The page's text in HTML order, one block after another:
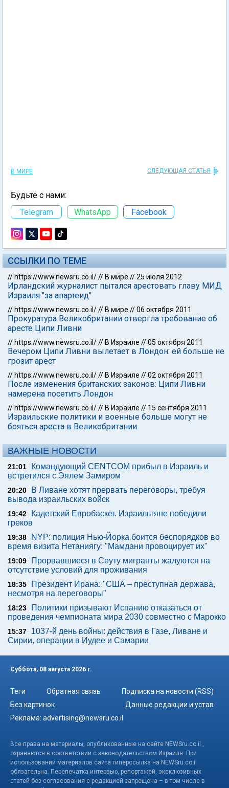
В МИРЕ СЛЕДУЮЩАЯ СТАТЬЯ
Будьте с нами:
Telegram
WhatsApp Facebook
ССЫЛКИ ПО ТЕМЕ
// https://www.newsru.co.il/// В мире //25 июля 2012
Ирландский журналист пытался арестовать главу МИД
Израиля "за апартеид"
// https://www.newsru.co.il/// В мире //06 октября 2011
Прокуратура Великобритании отвергла требование об
аресте Ципи Ливни
// https://www.newsru.co.il/// В Израиле //05 октября 2011
Вечером Ципи Ливни вылетает в Лондон: ей больше не
грозит арест
// https://www.newsru.co.il/// В Израиле //02 октября 2011
После изменения британских законов: Ципи Ливни
намерена посетить Лондон
// https://www.newsru.co.il/// В Израиле // 15 сентября 2011
Израильские политики и военные больше могут не
бояться ареста в Великобритании
ВАЖНЫЕ НОВОСТИ
21:01
Командующий CENTCOM прибыл в Израиль и
встретился с Эялем Замиром
20:20
В Ливане хотят прервать переговоры, требуя
вывода израильских войск
19:42
Кадетский Евробаскет. Израильтяне победили
греков
19:38
NYP: полиция Нью-Йорка боится беспорядков во
время визита Нетаниягу: "Мамдани провоцирует их"
19:09
Прорвавшиеся в Сеуту мигранты жалуются на
отсутствие условий для проживания
18:35
Президент Ирана: "США – преступная держава,
несмотря на переговоры"
18:23
Политики призывают Испанию отказаться от
проведения чемпионата мира 2030 совместно с Марокко
15:37
1037-й день войны: действия в Газе, Ливане и
Сирии, операции в Иудее и Самарии
Суббота, 08 августа 2026 г.
Теги Обратная связь
Подписка на новости (RSS)
Без картинок
Данные редакции и устав
Реклама: advertising@newsru.co.il
Все права на материалы, опубликованные на сайте NEWSru.co.il ,
охраняются в соответствии с законодательством Израиля. При
использовании материалов сайта гиперссылка на NEWSru.co.il
обязательна. Перепечатка интервью, репортажей, эксклюзивных
статей без согласования с редакцией запрещена – в том числе в